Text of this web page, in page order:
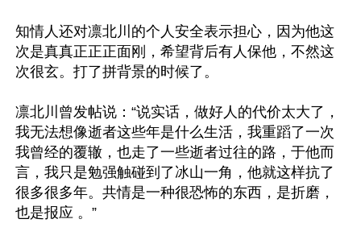
知情人还对凛北川的个人安全表示担心，因为他这
次是真真正正正面刚，希望背后有人保他，不然这
次很玄。打了拼背景的时候了。
凛北川曾发帖说：“说实话，做好人的代价太大了，
我无法想像逝者这些年是什么生活，我重蹈了一次
我曾经的覆辙，也走了一些逝者过往的路，于他而
言，我只是勉强触碰到了冰山一角，他就这样抗了
很多很多年。共情是一种很恐怖的东西，是折磨，
也是报应 ​。”